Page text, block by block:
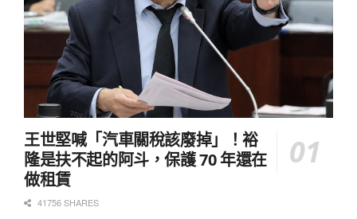
王世堅喊「汽車關稅該廢掉」！裕
隆是扶不起的阿斗，保護 70 年還在
做租賃
41756 SHARES